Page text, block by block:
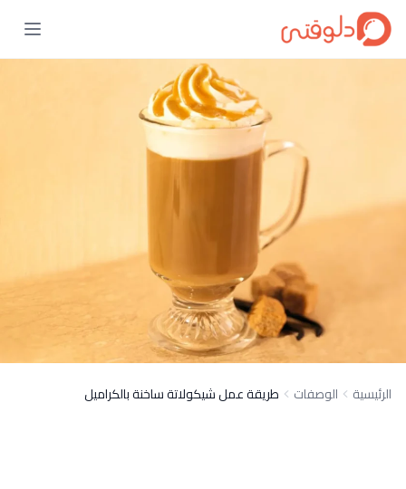
الرئيسية الوصفات طريقة عمل شيكولاتة ساخنة بالكراميل